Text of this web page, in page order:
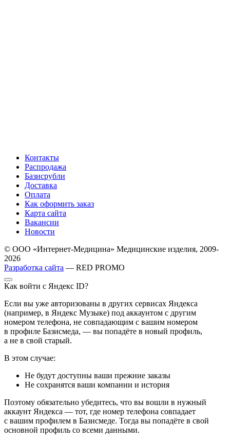
Контакты
Распродажа
Базисрубли
Доставка
Оплата
Как оформить заказ
Карта сайта
Вакансии
Новости
© ООО «Интернет-Медицина» Медицинские изделия, 2009-
2026
Разработка сайта — RED PROMO
Как войти с Яндекс ID?
Если вы уже авторизованы в других сервисах Яндекса
(например, в Яндекс Музыке) под аккаунтом с другим
номером телефона, не совпадающим с вашим номером
в профиле Базисмеда, — вы попадёте в новый профиль,
а не в свой старый.
В этом случае:
Не будут доступны ваши прежние заказы
Не сохранятся ваши компании и история
Поэтому обязательно убедитесь, что вы вошли в нужный
аккаунт Яндекса — тот, где номер телефона совпадает
с вашим профилем в Базисмеде. Тогда вы попадёте в свой
основной профиль со всеми данными.